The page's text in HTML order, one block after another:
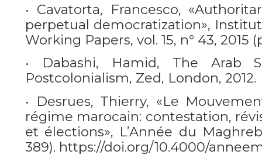
• Cavatorta, Francesco,
perpetual democratization»,
Working Papers, vol. 15, n° 43, 2015
• Dabashi, Hamid, The Arab
Postcolonialism, Zed, London, 2012.
• Desrues, Thierry, «Le
régime marocain: contestation,
et élections», L’Année du
389). https://doi.org/10.4000/